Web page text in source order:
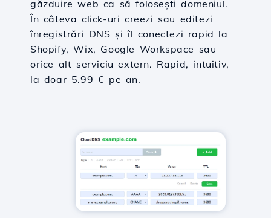
găzduire web ca să folosești domeniul.
În câteva click-uri creezi sau editezi
înregistrări DNS și îl conectezi rapid la
Shopify, Wix, Google Workspace sau
orice alt serviciu extern. Rapid, intuitiv,
la doar 5.99 € pe an.